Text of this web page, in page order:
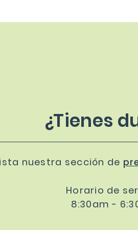
¿Tienes
nuestra sección de
Horario de
8:30am -